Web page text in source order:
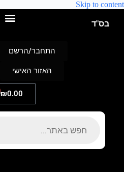
Skip to content
בס"ד
₪0.00
התחבר/הרשם
האזור האישי